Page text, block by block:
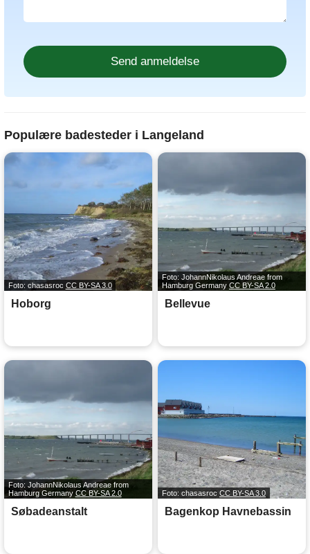
Populære badesteder i Langeland
Foto: chasasroc CC BY-SA 3.0
Hoborg
Foto: JohannNikolaus Andreae from
Hamburg Germany CC BY-SA 2.0
Bellevue
Foto: JohannNikolaus Andreae from
Hamburg Germany CC BY-SA 2.0
Søbadeanstalt
Foto: chasasroc CC BY-SA 3.0
Bagenkop Havnebassin